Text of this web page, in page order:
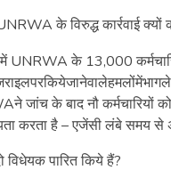
के विरुद्ध कार्रवाई क्यों
UNRWA के 13,000
जांच के बाद नौ
करता है – एजेंसी लंबे समय से
पारित किये हैं?